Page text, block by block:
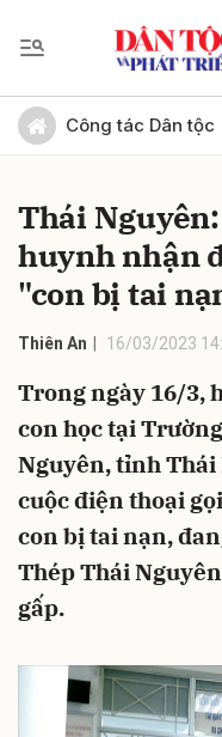
Công tác Dân tộc
Thái
huynh nhận
"con bị tai
Thiên An 16/03/2023
Trong ngày 16/3,
con học tại
Nguyên, tỉnh Thái
cuộc điện thoại
con bị tai nạn,
Thép Thái
gấp.
Gửi bình luận